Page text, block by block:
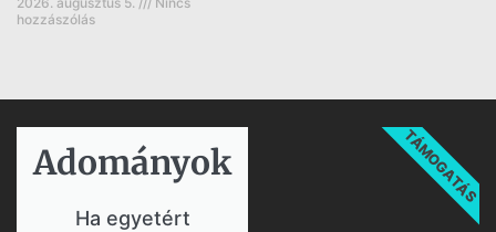
hozzászólás
Adományok​
Ha egyetért
TÁMOGATÁS